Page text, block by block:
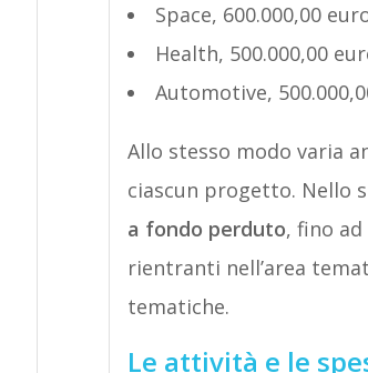
Space, 600.000,00
Health, 500.000,00
Automotive,
Allo stesso modo varia
ciascun progetto. Nello
a fondo perduto, fino
rientranti nell’area
tematiche.
Le attività e le